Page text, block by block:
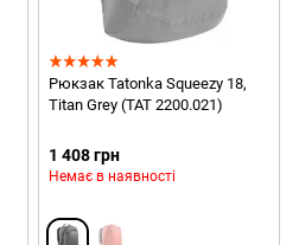
Рюкзак Tatonka Squeezy 18,
Titan Grey (TAT 2200.021)
1 408 грн
Немає в наявності